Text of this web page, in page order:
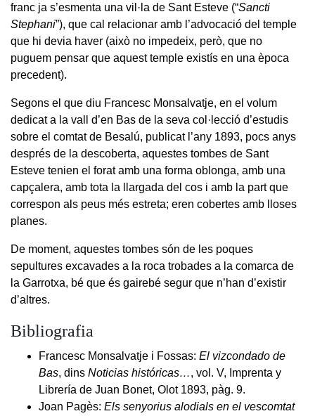
franc ja s’esmenta una vil·la de Sant Esteve (“Sancti
Stephani”), que cal relacionar amb l’advocació del temple
que hi devia haver (això no impedeix, però, que no
puguem pensar que aquest temple existís en una època
precedent).
Segons el que diu Francesc Monsalvatje, en el volum
dedicat a la vall d’en Bas de la seva col·lecció d’estudis
sobre el comtat de Besalú, publicat l’any 1893, pocs anys
després de la descoberta, aquestes tombes de Sant
Esteve tenien el forat amb una forma oblonga, amb una
capçalera, amb tota la llargada del cos i amb la part que
correspon als peus més estreta; eren cobertes amb lloses
planes.
De moment, aquestes tombes són de les poques
sepultures excavades a la roca trobades a la comarca de
la Garrotxa, bé que és gairebé segur que n’han d’existir
d’altres.
Bibliografia
Francesc Monsalvatje i Fossas: El vizcondado de
Bas, dins Noticias históricas…, vol. V, Imprenta y
Librería de Juan Bonet, Olot 1893, pàg. 9.
Joan Pagès: Els senyorius alodials en el vescomtat